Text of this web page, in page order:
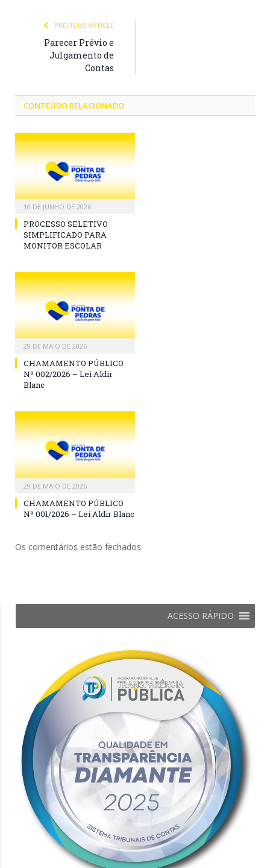
PREVIOUS ARTICLE
Parecer Prévio e
Julgamento de
Contas
CONTEÚDO RELACIONADO
10 DE JUNHO DE 2026
PROCESSO SELETIVO
SIMPLIFICADO PARA
MONITOR ESCOLAR
29 DE MAIO DE 2026
CHAMAMENTO PÚBLICO
Nº 002/2026 – Lei Aldir
Blanc
29 DE MAIO DE 2026
CHAMAMENTO PÚBLICO
Nº 001/2026 – Lei Aldir Blanc
Os comentários estão fechados.
ACESSO RÁPIDO